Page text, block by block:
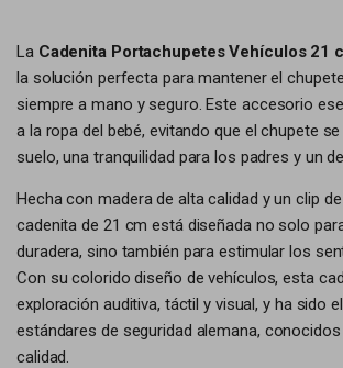
La Cadenita Portachupetes Vehículos 21
la solución perfecta para mantener el
siempre a mano y seguro. Este accesorio
a la ropa del bebé, evitando que el chupete
suelo, una tranquilidad para los padres y un
Hecha con madera de alta calidad y un clip
cadenita de 21 cm está diseñada no solo
duradera, sino también para estimular los
Con su colorido diseño de vehículos, esta
exploración auditiva, táctil y visual, y ha sido
estándares de seguridad alemana,
calidad.